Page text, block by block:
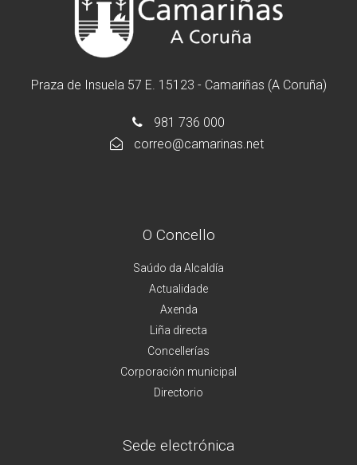
Praza de Insuela 57 E. 15123 - Camariñas (A Coruña)
981 736 000
correo@camarinas.net
O Concello
Saúdo da Alcaldía
Actualidade
Axenda
Liña directa
Concellerías
Corporación municipal
Directorio
Sede electrónica